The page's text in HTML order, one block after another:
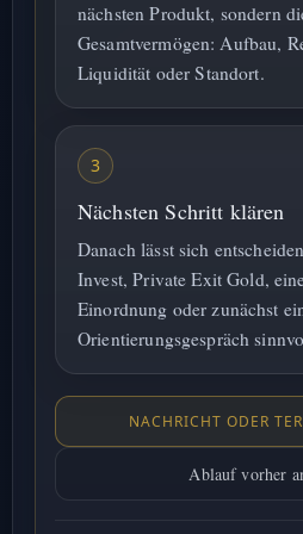
nächsten Produkt, sondern
Gesamtvermögen: Aufbau,
Liquidität oder Standort.
3
Nächsten Schritt klären
Danach lässt sich
Invest, Private Exit Gold,
Einordnung oder zunächst
Orientierungsgespräch
NACHRICHT ODER
Ablauf vorher